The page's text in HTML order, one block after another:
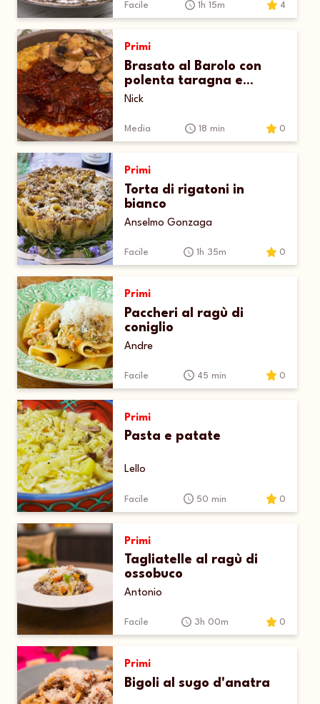
Facile 1h 15m 4
Primi
Brasato al Barolo con
polenta taragna e
funghi porcini
Nick
Media 18 min 0
Primi
Torta di rigatoni in
bianco
Anselmo Gonzaga
Facile 1h 35m 0
Primi
Paccheri al ragù di
coniglio
Andre
Facile 45 min 0
Primi
Pasta e patate
Lello
Facile 50 min 0
Primi
Tagliatelle al ragù di
ossobuco
Antonio
Facile 3h 00m 0
Primi
Bigoli al sugo d'anatra